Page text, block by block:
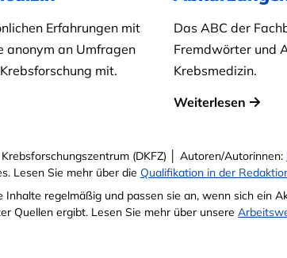
Erfahrungen mit
anonym an Umfragen
mit.
Das ABC der
Fremdwörter und
Krebsmedizin.
Weiterlesen
(DKFZ) │ Autoren/Autorinnen:
Lesen Sie mehr über die Qualifikation in der
regelmäßig und passen sie an, wenn sich ein
Quellen ergibt. Lesen Sie mehr über unsere